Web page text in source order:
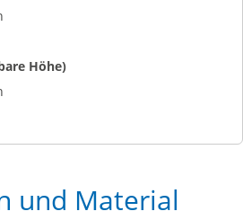
Höhe)
und Material